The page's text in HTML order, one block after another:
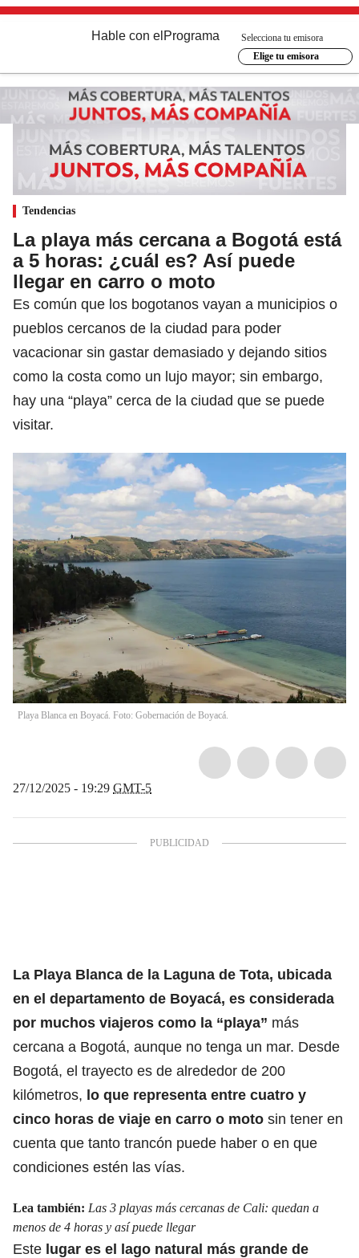
Hable con el Programa
Selecciona tu emisora
Elige tu emisora
Tendencias
La playa más cercana a Bogotá está
a 5 horas: ¿cuál es? Así puede
llegar en carro o moto
Es común que los bogotanos vayan a municipios o
pueblos cercanos de la ciudad para poder
vacacionar sin gastar demasiado y dejando sitios
como la costa como un lujo mayor; sin embargo,
hay una “playa” cerca de la ciudad que se puede
visitar.
Playa Blanca en Boyacá. Foto: Gobernación de Boyacá.
27/12/2025 - 19:29 GMT-5
La Playa Blanca de la Laguna de Tota, ubicada
en el departamento de Boyacá, es considerada
por muchos viajeros como la “playa” más
cercana a Bogotá, aunque no tenga un mar. Desde
Bogotá, el trayecto es de alrededor de 200
kilómetros, lo que representa entre cuatro y
cinco horas de viaje en carro o moto sin tener en
cuenta que tanto trancón puede haber o en que
condiciones estén las vías.
Lea también: Las 3 playas más cercanas de Cali: quedan a
menos de 4 horas y así puede llegar
Este lugar es el lago natural más grande de